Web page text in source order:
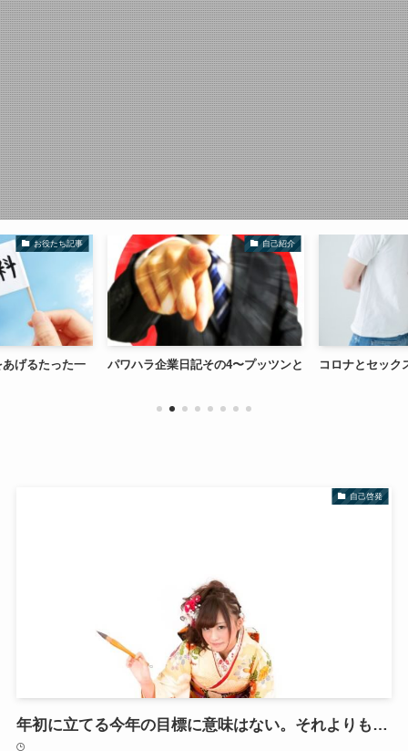
お役たち記事
げるたった一
自己紹介
パワハラ企業日記その4〜プッツンと コロナとセック
自己啓発
年初に立てる今年の目標に意味はない。それよりも…